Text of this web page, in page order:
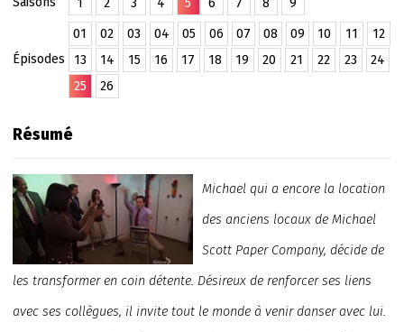
1 2 3 4 5 6 7 8 9
Épisodes
01 02 03 04 05 06 07 08 09 10 11
12
13
14 15 16 17 18 19 20 21 22 23
24
25
26
Résumé
Michael qui a encore la location
des anciens locaux de Michael
Scott Paper Company, décide de
les transformer en coin détente. Désireux de renforcer ses liens
avec ses collègues, il invite tout le monde à venir danser avec lui.